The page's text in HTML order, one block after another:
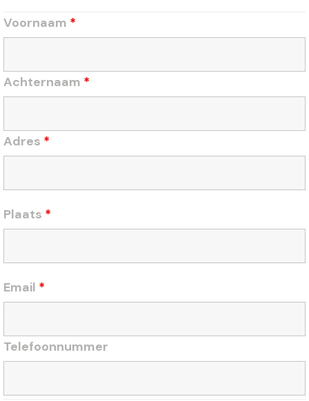
Voornaam *
Achternaam *
Adres *
Plaats *
Email *
Telefoonnummer